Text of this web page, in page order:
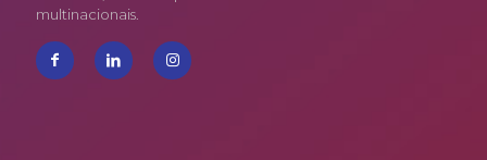
multinacionais.